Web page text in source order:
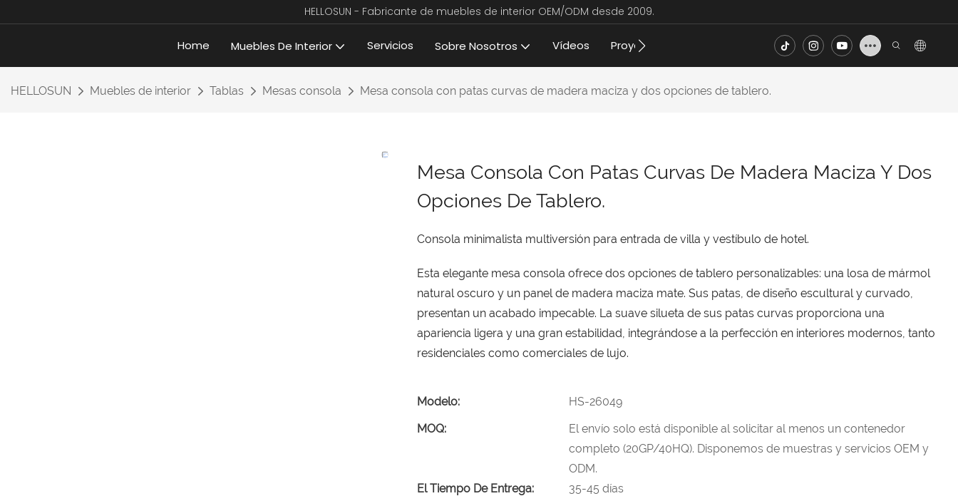
HELLOSUN - Fabricante de muebles de interior OEM/ODM desde 2009.
Home Muebles De Interior Servicios Sobre Nosotros Vídeos Proyecto Contacto FAQ
HELLOSUN Muebles de interior Tablas Mesas consola Mesa consola con patas curvas de madera maciza y dos opciones de tablero.
Mesa Consola Con Patas Curvas De Madera Maciza Y Dos
Opciones De Tablero.
Consola minimalista multiversión para entrada de villa y vestíbulo de hotel.
Esta elegante mesa consola ofrece dos opciones de tablero personalizables: una losa de mármol
natural oscuro y un panel de madera maciza mate. Sus patas, de diseño escultural y curvado,
presentan un acabado impecable. La suave silueta de sus patas curvas proporciona una
apariencia ligera y una gran estabilidad, integrándose a la perfección en interiores modernos, tanto
residenciales como comerciales de lujo.
Modelo:
HS-26049
MOQ:
El envío solo está disponible al solicitar al menos un contenedor
completo (20GP/40HQ). Disponemos de muestras y servicios OEM y
ODM.
El Tiempo De Entrega:
35-45 días